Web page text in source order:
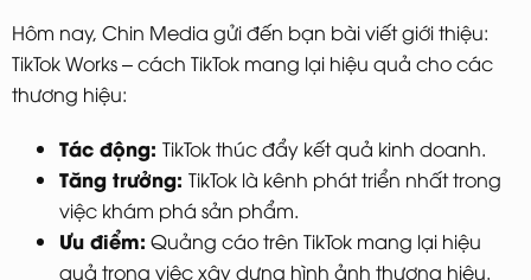
Hôm nay, Chin Media gửi đến bạn bài viết giới thiệu:
TikTok Works – cách TikTok mang lại hiệu quả cho các
thương hiệu:
Tác động: TikTok thúc đẩy kết quả kinh doanh.
Tăng trưởng: TikTok là kênh phát triển nhất trong
việc khám phá sản phẩm.
Ưu điểm: Quảng cáo trên TikTok mang lại hiệu
quả trong việc xây dựng hình ảnh thương hiệu.